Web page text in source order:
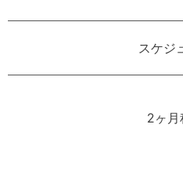
スケジ
2ヶ月